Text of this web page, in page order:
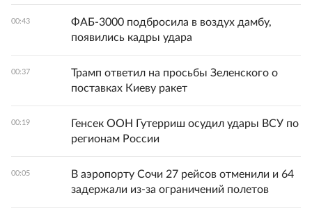
00:43
ФАБ-3000 подбросила в воздух дамбу,
появились кадры удара
00:37
Трамп ответил на просьбы Зеленского о
поставках Киеву ракет
00:19
Генсек ООН Гутерриш осудил удары ВСУ по
регионам России
00:05
В аэропорту Сочи 27 рейсов отменили и 64
задержали из-за ограничений полетов